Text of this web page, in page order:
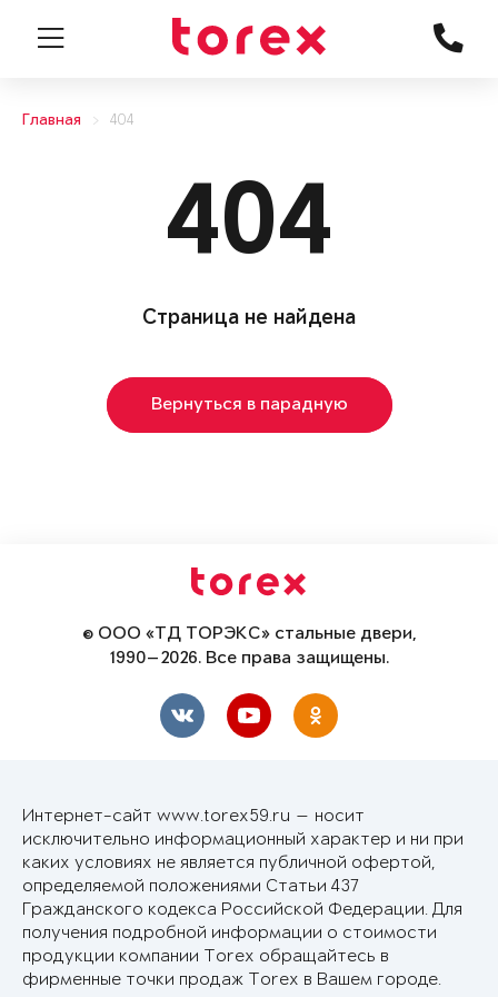
Главная 404
404
Страница не найдена
Вернуться в парадную
© ООО «ТД ТОРЭКС» стальные двери,
1990—2026. Все права защищены.
Интернет-сайт www.torex59.ru — носит
исключительно информационный характер и ни при
каких условиях не является публичной офертой,
определяемой положениями Статьи 437
Гражданского кодекса Российской Федерации. Для
получения подробной информации о стоимости
продукции компании Torex обращайтесь в
фирменные точки продаж Torex в Вашем городе.